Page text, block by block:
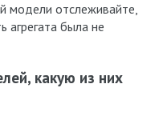
модели отслеживайте,
агрегата была не
какую из них